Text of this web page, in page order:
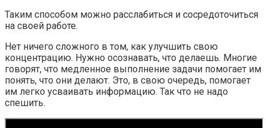
Таким способом можно расслабиться и сосредоточиться
на своей работе.
Нет ничего сложного в том, как улучшить свою
концентрацию. Нужно осознавать, что делаешь. Многие
говорят, что медленное выполнение задачи помогает им
понять, что они делают. Это, в свою очередь, помогает
им легко усваивать информацию. Так что не надо
спешить.